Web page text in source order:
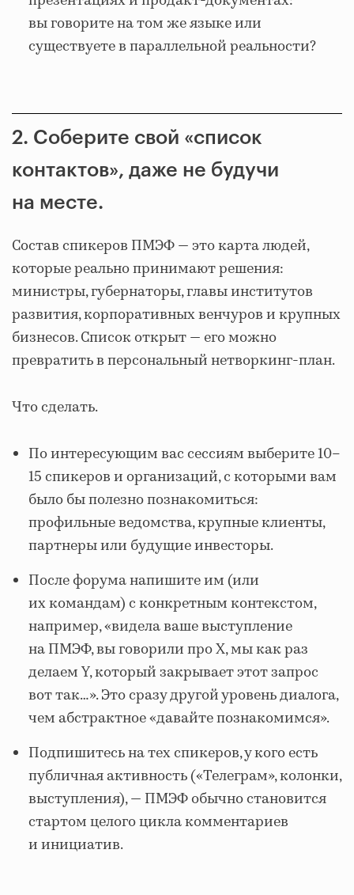
вы говорите на том же языке или
существуете в параллельной реальности?
2. Соберите свой «список
контактов», даже не будучи
на месте.
Состав спикеров ПМЭФ — это карта людей,
которые реально принимают решения:
министры, губернаторы, главы институтов
развития, корпоративных венчуров и крупных
бизнесов. Список открыт — его можно
превратить в персональный нетворкинг‑план.
Что сделать.
По интересующим вас сессиям выберите 10–
15 спикеров и организаций, с которыми вам
было бы полезно познакомиться:
профильные ведомства, крупные клиенты,
партнеры или будущие инвесторы.
После форума напишите им (или
их командам) с конкретным контекстом,
например, «видела ваше выступление
на ПМЭФ, вы говорили про X, мы как раз
делаем Y, который закрывает этот запрос
вот так…». Это сразу другой уровень диалога,
чем абстрактное «давайте познакомимся».
Подпишитесь на тех спикеров, у кого есть
публичная активность («Телеграм», колонки,
выступления), — ПМЭФ обычно становится
стартом целого цикла комментариев
и инициатив.